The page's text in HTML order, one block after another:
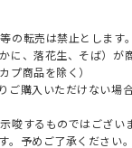
の転売は禁止とします。
、落花生、そば）
プ商品を除く）
購入いただけない場合
唆するものではござい
予めご了承ください。